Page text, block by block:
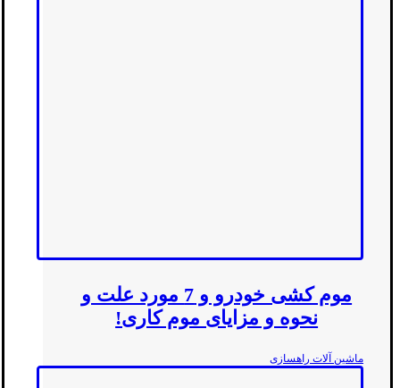
موم کشی خودرو و 7 مورد علت و
نحوه و مزایای موم کاری!
ماشین آلات راهسازی